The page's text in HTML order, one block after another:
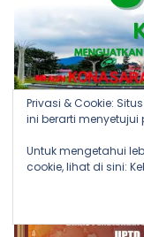
Privasi & Cookie:
ini berarti
Untuk mengetahui
cookie, lihat di sini: